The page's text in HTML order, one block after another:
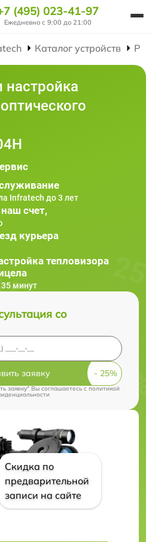
(495) 023-41-97
Ежедневно с 9:00 до 21:00
Каталог устройств
настройка
Infratech до 3 лет
счет,
курьера
тепловизора
минут
со
заявку
заявку" Вы соглашаетесь cполитикой
Скидка по
предварительной
записи на сайте